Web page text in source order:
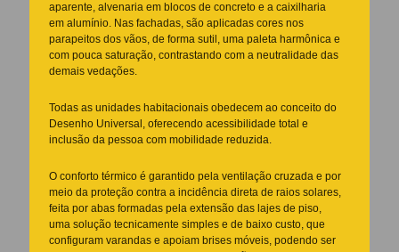
aparente, alvenaria em blocos de concreto e a caixilharia
em alumínio. Nas fachadas, são aplicadas cores nos
parapeitos dos vãos, de forma sutil, uma paleta harmônica e
com pouca saturação, contrastando com a neutralidade das
demais vedações.
Todas as unidades habitacionais obedecem ao conceito do
Desenho Universal, oferecendo acessibilidade total e
inclusão da pessoa com mobilidade reduzida.
O conforto térmico é garantido pela ventilação cruzada e por
meio da proteção contra a incidência direta de raios solares,
feita por abas formadas pela extensão das lajes de piso,
uma solução tecnicamente simples e de baixo custo, que
configuram varandas e apoiam brises móveis, podendo ser